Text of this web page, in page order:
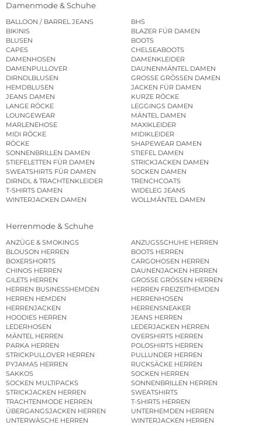
Damenmode & Schuhe
BALLOON / BARREL JEANS
BHS
BIKINIS
BLAZER FÜR DAMEN
BLUSEN
BOOTS
CAPES
CHELSEABOOTS
DAMENHOSEN
DAMENKLEIDER
DAMENPULLOVER
DAUNENMÄNTEL DAMEN
DIRNDLBLUSEN
GROSSE GRÖSSEN DAMEN
HEMDBLUSEN
JACKEN FÜR DAMEN
JEANS DAMEN
KURZE RÖCKE
LANGE RÖCKE
LEGGINGS DAMEN
LOUNGEWEAR
MÄNTEL DAMEN
MARLENEHOSE
MAXIKLEIDER
MIDI RÖCKE
MIDIKLEIDER
RÖCKE
SHAPEWEAR DAMEN
SONNENBRILLEN DAMEN
STIEFEL DAMEN
STIEFELETTEN FÜR DAMEN
STRICKJACKEN DAMEN
SWEATSHIRTS FÜR DAMEN
SOCKEN DAMEN
DIRNDL & TRACHTENKLEIDER
TRENCHCOATS
T-SHIRTS DAMEN
WIDELEG JEANS
WINTERJACKEN DAMEN
WOLLMÄNTEL DAMEN
Herrenmode & Schuhe
ANZÜGE & SMOKINGS
ANZUGSSCHUHE HERREN
BLOUSON HERREN
BOOTS HERREN
BOXERSHORTS
CARGOHOSEN HERREN
CHINOS HERREN
DAUNENJACKEN HERREN
GILETS HERREN
GROSSE GRÖSSEN HERREN
HERREN BUSINESSHEMDEN
HERREN FREIZEITHEMDEN
HERREN HEMDEN
HERRENHOSEN
HERRENJACKEN
HERRENSNEAKER
HOODIES HERREN
JEANS HERREN
LEDERHOSEN
LEDERJACKEN HERREN
MÄNTEL HERREN
OVERSHIRTS HERREN
PARKA HERREN
POLOSHIRTS HERREN
STRICKPULLOVER HERREN
PULLUNDER HERREN
PYJAMAS HERREN
RUCKSÄCKE HERREN
SAKKOS
SOCKEN HERREN
SOCKEN MULTIPACKS
SONNENBRILLEN HERREN
STRICKJACKEN HERREN
SWEATSHIRTS
TRACHTENMODE HERREN
T-SHIRTS HERREN
ÜBERGANGSJACKEN HERREN
UNTERHEMDEN HERREN
UNTERWÄSCHE HERREN
WINTERJACKEN HERREN